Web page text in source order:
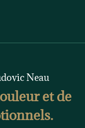
Neau
et de